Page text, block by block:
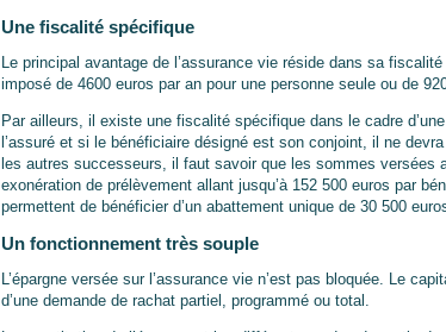
Une fiscalité spécifique
Le principal avantage de l’assurance vie réside dans sa
imposé de 4600 euros par an pour une personne seule ou de
Par ailleurs, il existe une fiscalité spécifique dans le cadre
l’assuré et si le bénéficiaire désigné est son conjoint, il ne
les autres successeurs, il faut savoir que les sommes versées
exonération de prélèvement allant jusqu’à 152 500 euros par
permettent de bénéficier d’un abattement unique de 30 500
Un fonctionnement très souple
L’épargne versée sur l’assurance vie n’est pas bloquée. Le
d’une demande de rachat partiel, programmé ou total.